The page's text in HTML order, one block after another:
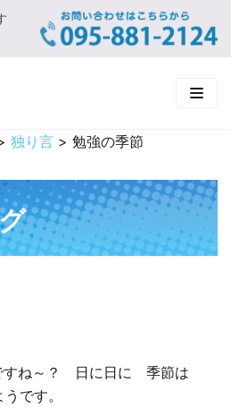
独り言 > 勉強の季節
すね～？ 日に日に 季節は
うです。